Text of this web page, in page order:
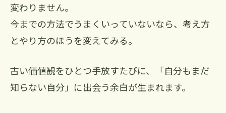
変わりません。
今までの方法でうまくいっていないなら、考え方
とやり方のほうを変えてみる。
古い価値観をひとつ手放すたびに、「自分もまだ
知らない自分」に出会う余白が生まれます。